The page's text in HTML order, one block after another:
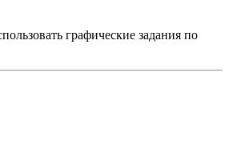
графические задания по